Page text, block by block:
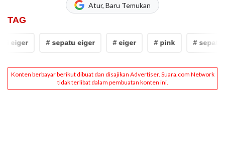
Atur, Baru Temukan
TAG
# sepatu eiger # eiger # pink # sepatu lari